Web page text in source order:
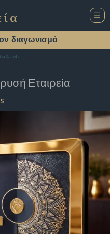
διαγωνισμό
Schools
Εταιρεία